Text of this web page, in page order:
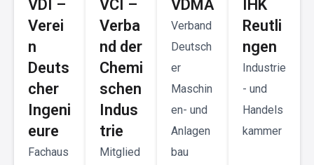
VDI –
Verei
n
Deuts
cher
Ingeni
eure
Fachaus
VCI –
Verba
nd der
Chemi
schen
Indus
trie
Mitglied
VDMA
Verband
Deutsch
er
Maschin
en- und
Anlagen
bau
IHK
Reutli
ngen
Industrie
- und
Handels
kammer